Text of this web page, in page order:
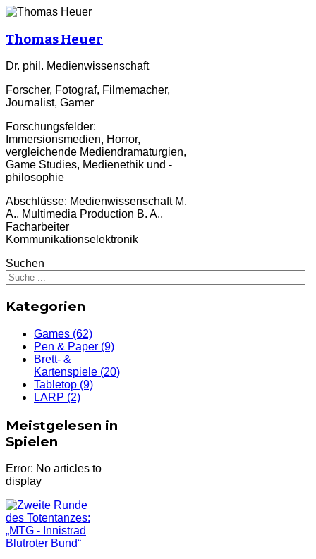
Thomas Heuer
Dr. phil. Medienwissenschaft
Forscher, Fotograf, Filmemacher,
Journalist, Gamer
Forschungsfelder:
Immersionsmedien, Horror,
vergleichende Mediendramaturgien,
Game Studies, Medienethik und -
philosophie
Abschlüsse: Medienwissenschaft M.
A., Multimedia Production B. A.,
Facharbeiter
Kommunikationselektronik
Suchen
Kategorien
Games (62)
Pen & Paper (9)
Brett- &
Kartenspiele (20)
Tabletop (9)
LARP (2)
Meistgelesen in
Spielen
Error: No articles to
display